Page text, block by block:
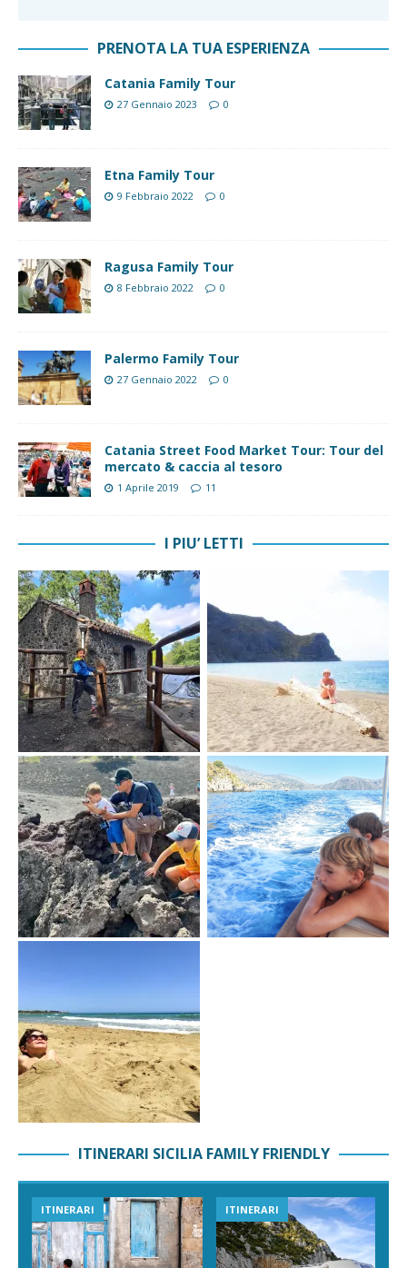
PRENOTA LA TUA ESPERIENZA
Catania Family Tour
27 Gennaio 2023 0
Etna Family Tour
9 Febbraio 2022 0
Ragusa Family Tour
8 Febbraio 2022 0
Palermo Family Tour
27 Gennaio 2022 0
Catania Street Food Market Tour: Tour del
mercato & caccia al tesoro
1 Aprile 2019 11
I PIU’ LETTI
ITINERARI SICILIA FAMILY FRIENDLY
ITINERARI ITINERARI